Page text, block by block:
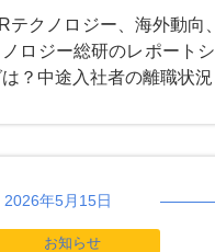
テクノロジー、海外動向
ノロジー総研のレポート
？中途入社者の離職状
2026年5月15日
お知らせ